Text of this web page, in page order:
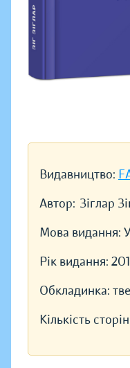
Видавництво:
Автор: Зіглар
Мова видання:
Рік видання:
Обкладинка:
Кількість